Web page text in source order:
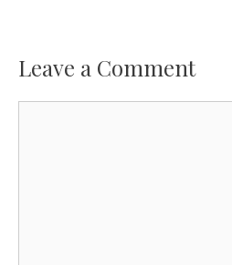
Leave a Comment